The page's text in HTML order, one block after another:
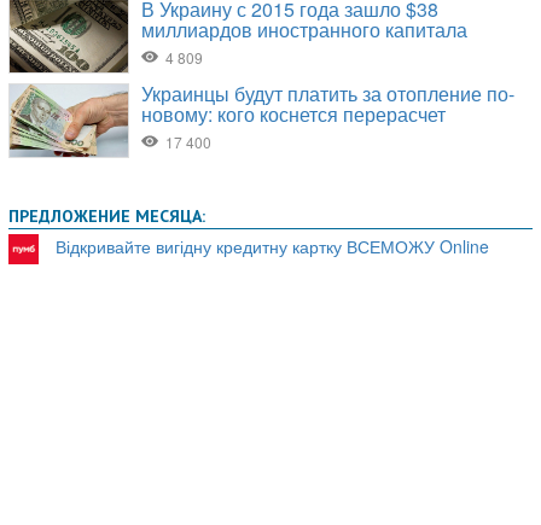
ПРЕДЛОЖЕНИЕ МЕСЯЦА:
Відкривайте вигідну кредитну картку ВСЕМОЖУ Online